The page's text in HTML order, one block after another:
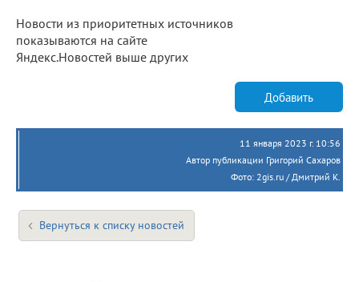
Новости из приоритетных источников
показываются на сайте
Яндекс.Новостей выше других
Добавить
11 января 2023 г. 10:56
Автор публикации Григорий Сахаров
Фото: 2gis.ru / Дмитрий К.
Вернуться к списку новостей